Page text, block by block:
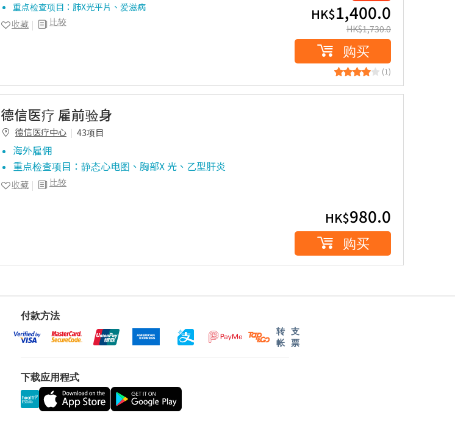
重点检查项目：肺X光平片、爱滋病
比较
收藏
HK$1,400.0
HK$1,730.0
购买
(1)
德信医疗 雇前验身
德信医疗中心 43项目
海外雇佣
重点检查项目：静态心电图、胸部X 光、乙型肝炎
比较
收藏
HK$980.0
购买
付款方法
转
帐
支
票
下载应用程式